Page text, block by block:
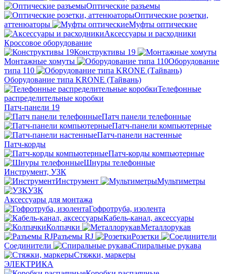
Оптические разъемы
Оптические розетки,
аттенюаторы
Муфты оптические
Аксессуары и расходники
Кроссовое оборудование
Конструктивы 19
Монтажные хомуты
Оборудование
типа 110
Оборудование типа KRONE (Тайвань)
Телефонные
распределительные коробки
Патч-панели 19
Патч панели телефонные
Патч-панели компьютерные
Патч-панели настенные
Патч-корды
Патч-корды компьютерные
Шнуры телефонные
Инструмент, УЗК
Инструмент
Мультиметры
УЗК
Аксессуары для монтажа
Гофротруба, изолента
Кабель-канал, аксессуары
Колпачки
Металлорукав
Разъемы RJ
Розетки
Соединители
Спиральные рукава
Стяжки, маркеры
ЭЛЕКТРИКА